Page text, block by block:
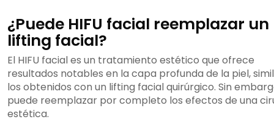
¿Puede HIFU facial reemplazar un
lifting facial?
El HIFU facial es un tratamiento estético que ofrece
resultados notables en la capa profunda de la piel,
los obtenidos con un lifting facial quirúrgico. Sin
puede reemplazar por completo los efectos de una
estética.